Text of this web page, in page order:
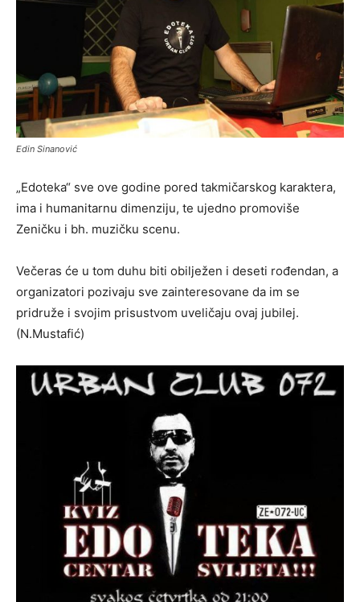
Edin Sinanović
„Edoteka“ sve ove godine pored takmičarskog karaktera,
ima i humanitarnu dimenziju, te ujedno promoviše
Zeničku i bh. muzičku scenu.
Večeras će u tom duhu biti obilježen i deseti rođendan, a
organizatori pozivaju sve zainteresovane da im se
pridruže i svojim prisustvom uveličaju ovaj jubilej.
(N.Mustafić)